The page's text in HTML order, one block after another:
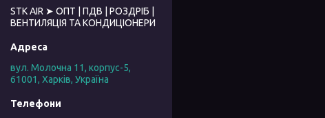
STK AIR ➤ ОПТ | ПДВ | РОЗДРІБ |
ВЕНТИЛЯЦІЯ ТА КОНДИЦІОНЕРИ
вул. Молочна 11, корпус-5,
61001, Харків, Україна